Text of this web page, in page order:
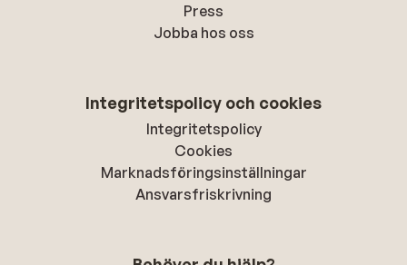
Press
Jobba hos oss
Integritetspolicy och cookies
Integritetspolicy
Cookies
Marknadsföringsinställningar
Ansvarsfriskrivning